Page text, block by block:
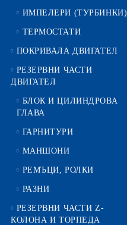
ИМПЕЛЕРИ (ТУРБИНКИ)
ТЕРМОСТАТИ
ПОКРИВАЛА ДВИГАТЕЛ
РЕЗЕРВНИ ЧАСТИ
ДВИГАТЕЛ
БЛОК И ЦИЛИНДРОВА
ГЛАВА
ГАРНИТУРИ
МАНШОНИ
РЕМЪЦИ, РОЛКИ
РАЗНИ
РЕЗЕРВНИ ЧАСТИ Z-
КОЛОНА И ТОРПЕДА